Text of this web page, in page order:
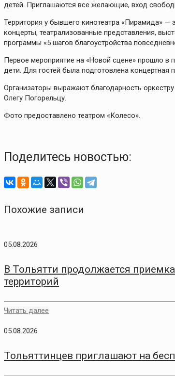
детей. Приглашаются все желающие, вход
Территория у бывшего кинотеатра «Пирамида» —
концерты, театрализованные представления,
программы «5 шагов благоустройства
Первое мероприятие на «Новой сцене» прошло
дети. Для гостей была подготовлена концертная
Организаторы выражают благодарность
Олегу Погорельцу.
Фото предоставлено театром «Колесо».
Поделитесь новостью:
Похожие записи
05.08.2026
В Тольятти продолжается
территорий
Читать далее
05.08.2026
Тольяттинцев приглашают на